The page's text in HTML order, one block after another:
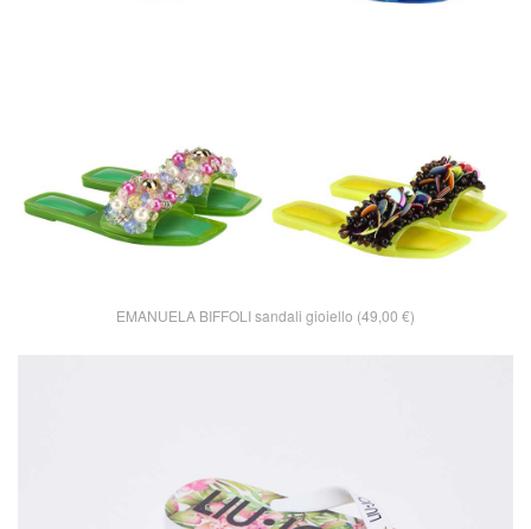
EMANUELA BIFFOLI sandali gioiello (49,00 €)